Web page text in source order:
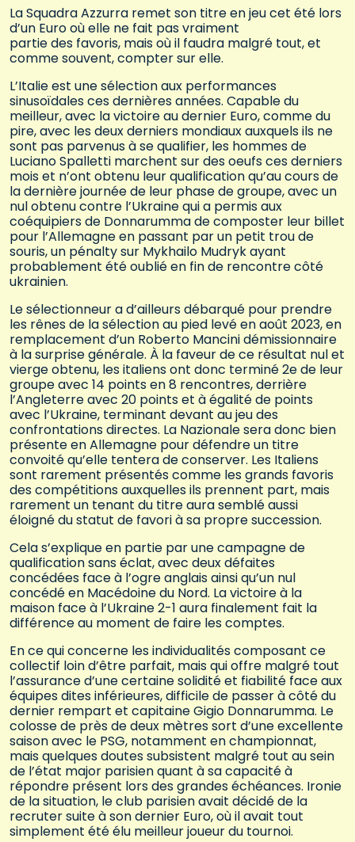
La Squadra Azzurra remet son titre en jeu cet été lors
d’un Euro où elle ne fait pas vraiment
partie des favoris, mais où il faudra malgré tout, et
comme souvent, compter sur elle.
L’Italie est une sélection aux performances
sinusoïdales ces dernières années. Capable du
meilleur, avec la victoire au dernier Euro, comme du
pire, avec les deux derniers mondiaux auxquels ils ne
sont pas parvenus à se qualifier, les hommes de
Luciano Spalletti marchent sur des oeufs ces derniers
mois et n’ont obtenu leur qualification qu’au cours de
la dernière journée de leur phase de groupe, avec un
nul obtenu contre l’Ukraine qui a permis aux
coéquipiers de Donnarumma de composter leur billet
pour l’Allemagne en passant par un petit trou de
souris, un pénalty sur Mykhailo Mudryk ayant
probablement été oublié en fin de rencontre côté
ukrainien.
Le sélectionneur a d’ailleurs débarqué pour prendre
les rênes de la sélection au pied levé en août 2023, en
remplacement d’un Roberto Mancini démissionnaire
à la surprise générale. À la faveur de ce résultat nul et
vierge obtenu, les italiens ont donc terminé 2e de leur
groupe avec 14 points en 8 rencontres, derrière
l’Angleterre avec 20 points et à égalité de points
avec l’Ukraine, terminant devant au jeu des
confrontations directes. La Nazionale sera donc bien
présente en Allemagne pour défendre un titre
convoité qu’elle tentera de conserver. Les Italiens
sont rarement présentés comme les grands favoris
des compétitions auxquelles ils prennent part, mais
rarement un tenant du titre aura semblé aussi
éloigné du statut de favori à sa propre succession.
Cela s’explique en partie par une campagne de
qualification sans éclat, avec deux défaites
concédées face à l’ogre anglais ainsi qu’un nul
concédé en Macédoine du Nord. La victoire à la
maison face à l’Ukraine 2-1 aura finalement fait la
différence au moment de faire les comptes.
En ce qui concerne les individualités composant ce
collectif loin d’être parfait, mais qui offre malgré tout
l’assurance d’une certaine solidité et fiabilité face aux
équipes dites inférieures, difficile de passer à côté du
dernier rempart et capitaine Gigio Donnarumma. Le
colosse de près de deux mètres sort d’une excellente
saison avec le PSG, notamment en championnat,
mais quelques doutes subsistent malgré tout au sein
de l’état major parisien quant à sa capacité à
répondre présent lors des grandes échéances. Ironie
de la situation, le club parisien avait décidé de la
recruter suite à son dernier Euro, où il avait tout
simplement été élu meilleur joueur du tournoi.